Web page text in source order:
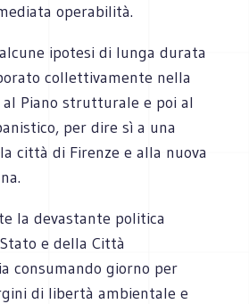
operabilità.
ipotesi di lunga durata
collettivamente nella
Piano strutturale e poi al
per dire sì a una
città di Firenze e alla nuova
la devastante politica
e della Città
consumando giorno per
di libertà ambientale e